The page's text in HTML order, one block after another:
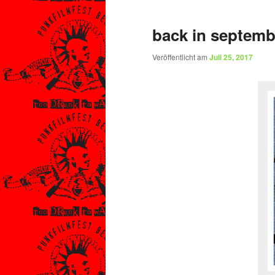
back in
Veröffentlicht am Juli 25, 2017